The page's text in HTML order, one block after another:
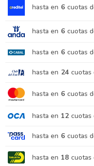
hasta en 6 cuotas
hasta en 6 cuotas
hasta en 6 cuotas
hasta en 24 cuotas
hasta en 6 cuotas
hasta en 12 cuotas
hasta en 6 cuotas
hasta en 18 cuotas